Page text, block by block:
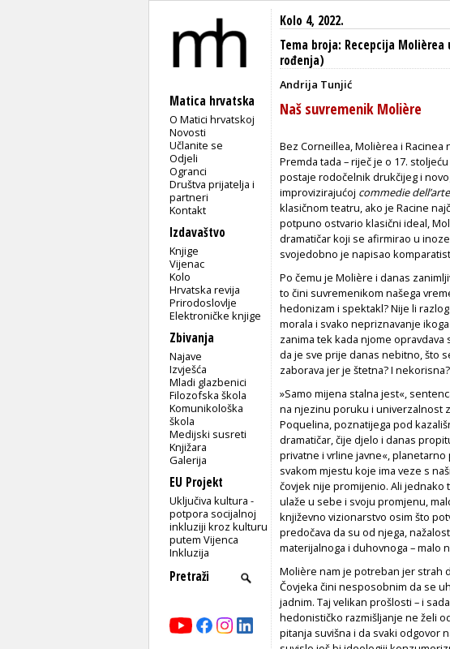
Matica hrvatska
O Matici hrvatskoj
Novosti
Učlanite se
Odjeli
Ogranci
Društva prijatelja i
partneri
Kontakt
Izdavaštvo
Knjige
Vijenac
Kolo
Hrvatska revija
Prirodoslovlje
Elektroničke knjige
Zbivanja
Najave
Izvješća
Mladi glazbenici
Filozofska škola
Komunikološka
škola
Medijski susreti
Knjižara
Galerija
EU Projekt
Uključiva kultura -
potpora socijalnoj
inkluziji kroz kulturu
putem Vijenca
Inkluzija
Kolo 4, 2022.
Tema broja: Recepcija
rođenja)
Andrija Tunjić
Naš suvremenik Molière
Bez Corneillea, Molièrea i
Premda tada – riječ je o 17.
postaje rodočelnik drukčijeg i
improvizirajućoj commedie dell’arte
klasičnom teatru, ako je Racine
potpuno ostvario klasični ideal,
dramatičar koji se afirmirao u
svojedobno je napisao
Po čemu je Molière i danas
to čini suvremenikom našega
hedonizam i spektakl? Nije li
morala i svako nepriznavanje
zanima tek kada njome opravdava
da je sve prije danas nebitno, što
zaborava jer je štetna? I nekorisna?
»Samo mijena stalna jest«,
na njezinu poruku i univerzalnost
Poquelina, poznatijega pod
dramatičar, čije djelo i danas
privatne i vrline javne«,
svakom mjestu koje ima veze s
čovjek nije promijenio. Ali jednako
ulaže u sebe i svoju promjenu,
književno vizionarstvo osim što
predočava da su od njega,
materijalnoga i duhovnoga – malo
Molière nam je potreban jer strah
Čovjeka čini nesposobnim da se
jadnim. Taj velikan prošlosti – i
hedonističko razmišljanje ne želi
pitanja suvišna i da svaki odgovor